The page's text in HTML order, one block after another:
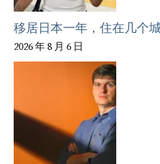
移居日本一年，住在几个
2026 年 8 月 6 日